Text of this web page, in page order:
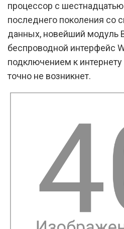
процессор с
последнего поколения со
данных, новейший модуль
беспроводной интерфейс
подключением к
точно не возникнет.